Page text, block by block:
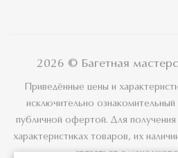
2026 © Багетная
Приведённые цены и
исключительно
публичной офертой. Для
характеристиках товаров, их
связаться с